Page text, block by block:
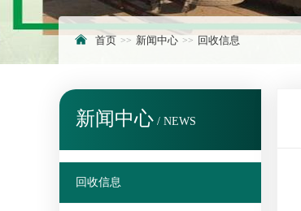
首页 新闻中心 回收信息
新闻中心 / NEWS
回收信息